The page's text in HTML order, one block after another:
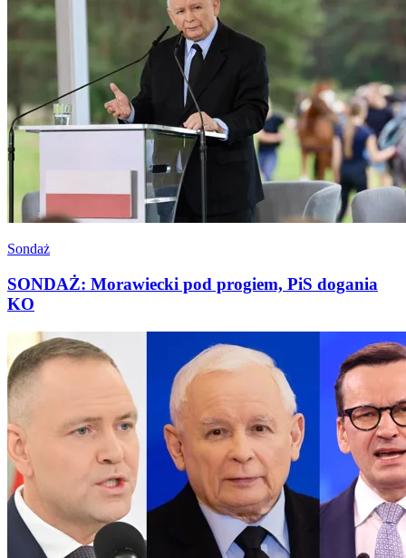
Sondaż
SONDAŻ: Morawiecki pod progiem, PiS dogania
KO